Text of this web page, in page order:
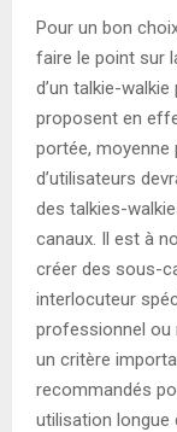
Pour un bon
faire le point sur
d’un talkie-
proposent en
portée, moyenne
d’utilisateurs
des talkies-
canaux. Il est à
créer des sous-
interlocuteur
professionnel ou
un critère
recommandés
utilisation longue